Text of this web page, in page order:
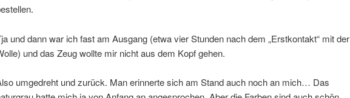
und dann war ich fast am Ausgang (etwa vier Stunden nach dem „Erstkontakt“ mit der
und das Zeug wollte mir nicht aus dem Kopf gehen.
umgedreht und zurück. Man erinnerte sich am Stand auch noch an mich… Das